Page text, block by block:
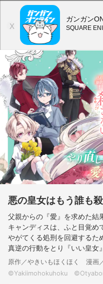
悪の皇女はもう誰も
父親からの『愛』を求めた結
キャンディスは、ふと目覚め
やがてくる処刑を回避するた
真逆の行動をとり『いい皇
原作／やきいもほくほく 漫画
X
ガンガン
SQUARE